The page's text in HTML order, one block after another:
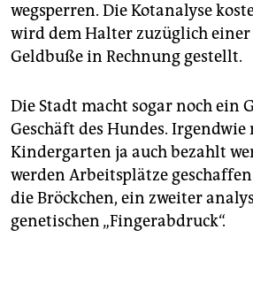
wegsperren. Die Kotanalyse
wird dem Halter zuzüglich
Geldbuße in Rechnung gestellt.
Die Stadt macht sogar noch ein
Geschäft des Hundes. Irgendwie
Kindergarten ja auch bezahlt
werden Arbeitsplätze
die Bröckchen, ein zweiter
genetischen „Fingerabdruck“.